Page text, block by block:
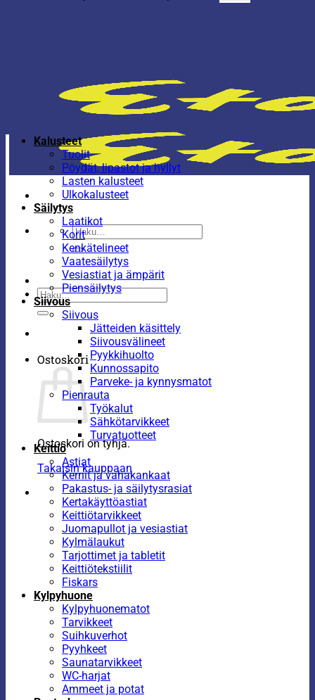
Etsi:
Etsi:
Ostoskori
Ostoskori on tyhjä.
Takaisin kauppaan
Kalusteet
Tuolit
Pöydät, lipastot ja hyllyt
Lasten kalusteet
Ulkokalusteet
Säilytys
Laatikot
Korit
Kenkätelineet
Vaatesäilytys
Vesiastiat ja ämpärit
Piensäilytys
Siivous
Siivous
Jätteiden käsittely
Siivousvälineet
Pyykkihuolto
Kunnossapito
Parveke- ja kynnysmatot
Pienrauta
Työkalut
Sähkötarvikkeet
Turvatuotteet
Keittiö
Astiat
Kernit ja vahakankaat
Pakastus- ja säilytysrasiat
Kertakäyttöastiat
Keittiötarvikkeet
Juomapullot ja vesiastiat
Kylmälaukut
Tarjottimet ja tabletit
Keittiötekstiilit
Fiskars
Kylpyhuone
Kylpyhuonematot
Tarvikkeet
Suihkuverhot
Pyyhkeet
Saunatarvikkeet
WC-harjat
Ammeet ja potat